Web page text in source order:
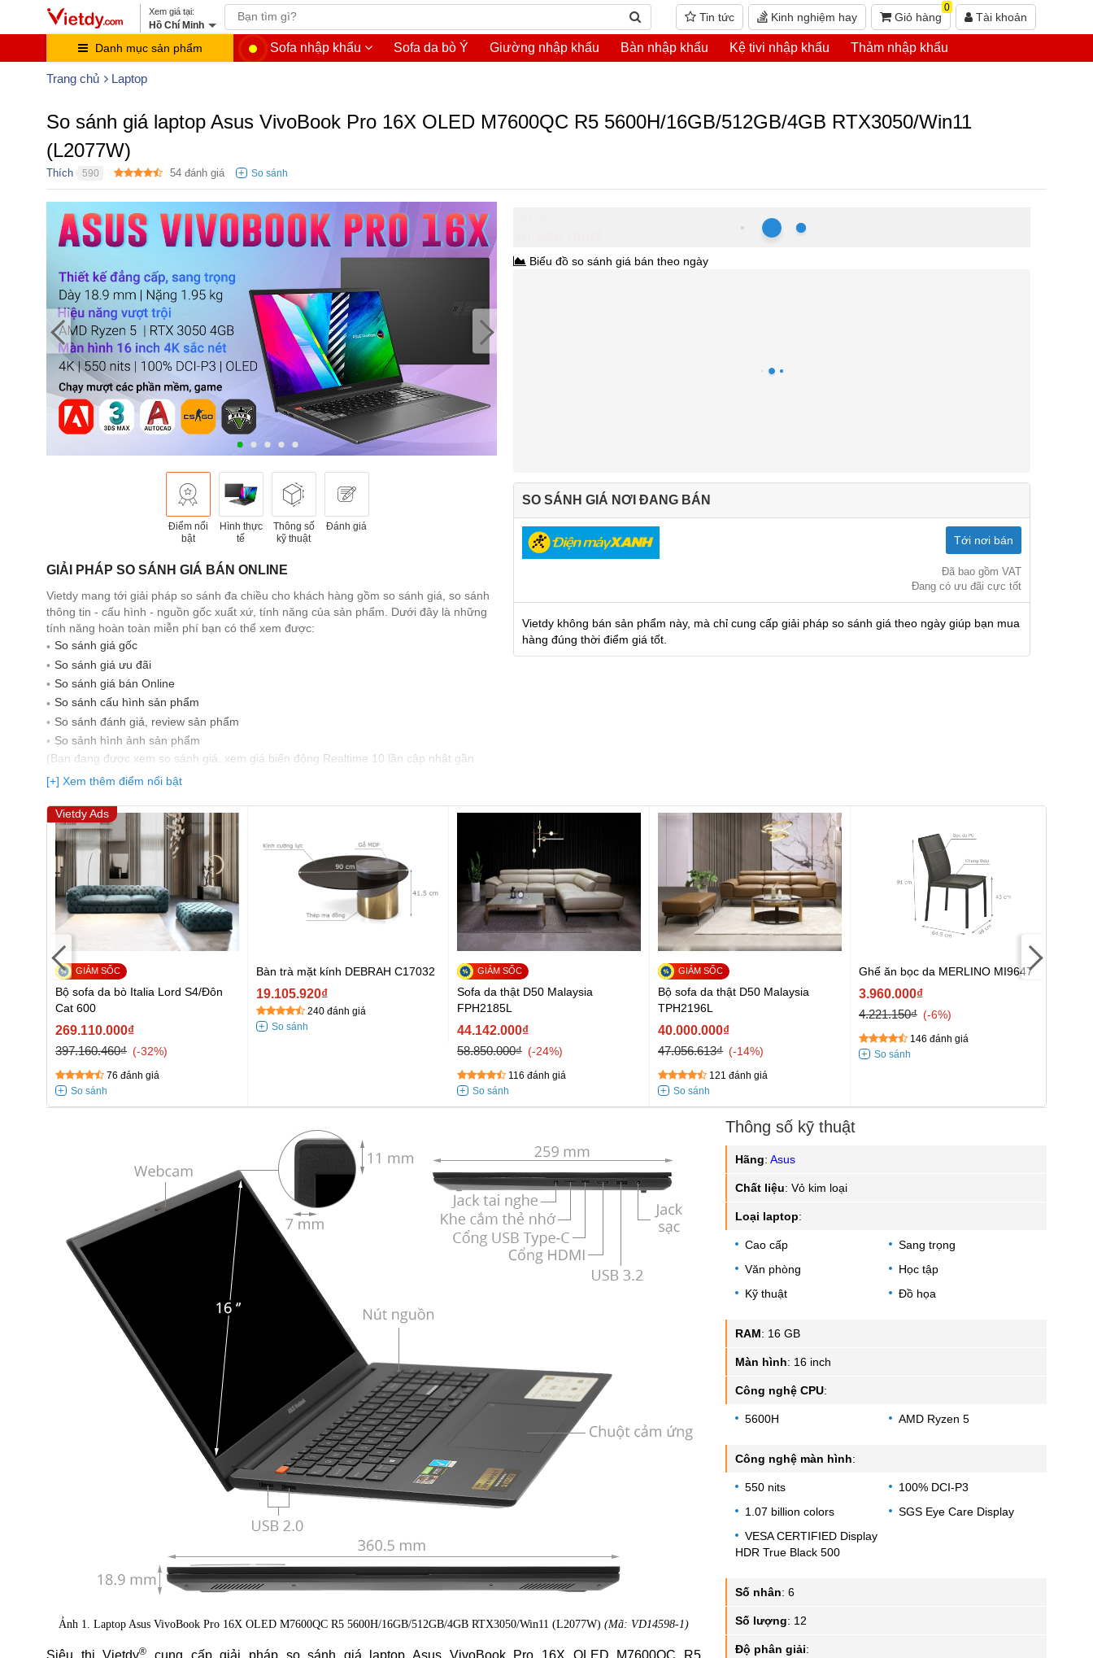
Hồ Chí Minh
Tin tức Kinh nghiệm hay Giỏ hàng
0
Tài khoản
Danh mục sản phẩm Sofa nhập khẩu Sofa da bò Ý Giường nhập khẩu Bàn nhập khẩu Kệ tivi nhập khẩu Thảm nhập khẩu
Trang chủ Laptop
So sánh giá laptop Asus VivoBook Pro 16X OLED M7600QC R5 5600H/16GB/512GB/4GB RTX3050/Win11
(L2077W)
Thích 590 54 đánh giá
Điểm nổi
bật
Hình thực
tế
Thông số
kỹ thuật
Đánh giá
GIẢI PHÁP SO SÁNH GIÁ BÁN ONLINE
Vietdy mang tới giải pháp so sánh đa chiều cho khách hàng gồm so sánh giá, so sánh
thông tin - cấu hình - nguồn gốc xuất xứ, tính năng của sản phẩm. Dưới đây là những
tính năng hoàn toàn miễn phí bạn có thể xem được:
So sánh giá gốc
So sánh giá ưu đãi
So sánh giá bán Online
So sánh cấu hình sản phẩm
So sánh đánh giá, review sản phẩm
So sảnh hình ảnh sản phẩm
(Bạn đang được xem so sánh giá, xem giá biến động Realtime 10 lần cập nhật gần
nhất)
[+] Xem thêm điểm nổi bật
Biểu đồ so sánh giá bán theo ngày
SO SÁNH GIÁ NƠI ĐANG BÁN
Tới nơi bán
Đã bao gồm VAT
Đang có ưu đãi cực tốt
Vietdy không bán sản phẩm này, mà chỉ cung cấp giải pháp so sánh giá theo ngày giúp bạn mua
hàng đúng thời điểm giá tốt.
Vietdy Ads
Bộ sofa da bò Italia Lord S4/Đôn
Cat 600
269.110.000₫
397.160.460₫
-32%
76 đánh giá
Bàn trà mặt kính DEBRAH C17032
19.105.920₫
240 đánh giá
Sofa da thật D50 Malaysia
FPH2185L
44.142.000₫
58.850.000₫
-24%
116 đánh giá
Bộ sofa da thật D50 Malaysia
TPH2196L
40.000.000₫
47.056.613₫
-14%
121 đánh giá
Ghế ăn bọc da MERLINO MI9647
3.960.000₫
4.221.150₫
-6%
146 đánh giá
Ảnh 1. Laptop Asus VivoBook Pro 16X OLED M7600QC R5 5600H/16GB/512GB/4GB RTX3050/Win11 (L2077W) (Mã: VD14598-1)
Siêu thị Vietdy®
cung cấp giải pháp so sánh giá laptop Asus VivoBook Pro 16X OLED M7600QC R5
Thông số kỹ thuật
Hãng: Asus
Chất liệu: Vỏ kim loại
Loại laptop:
Cao cấp
Sang trọng
Văn phòng
Học tập
Kỹ thuật
Đồ họa
RAM: 16 GB
Màn hình: 16 inch
Công nghệ CPU:
5600H AMD Ryzen 5
Công nghệ màn hình:
550 nits
100% DCI-P3
1.07 billion colors
SGS Eye Care Display
VESA CERTIFIED Display
HDR True Black 500
Số nhân: 6
Số lượng: 12
Độ phân giải: